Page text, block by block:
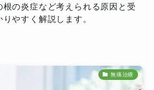
の炎症など考えられる原因と受
やすく解説します。
無痛治療